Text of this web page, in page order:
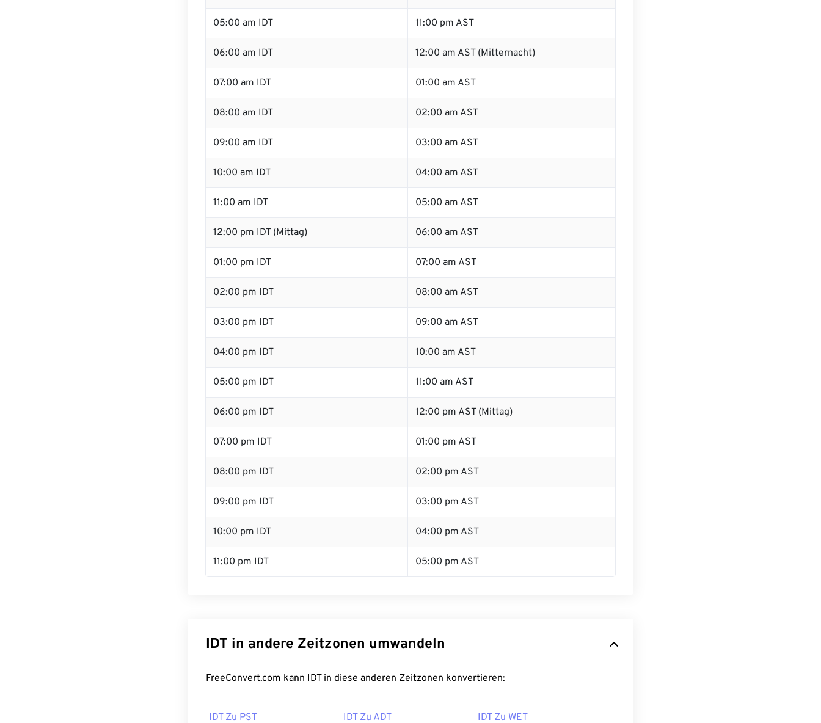
05:00 am IDT 11:00 pm AST
06:00 am IDT 12:00 am AST (Mitternacht)
07:00 am IDT 01:00 am AST
08:00 am IDT 02:00 am AST
09:00 am IDT 03:00 am AST
10:00 am IDT 04:00 am AST
11:00 am IDT 05:00 am AST
12:00 pm IDT (Mittag) 06:00 am AST
01:00 pm IDT 07:00 am AST
02:00 pm IDT 08:00 am AST
03:00 pm IDT 09:00 am AST
04:00 pm IDT 10:00 am AST
05:00 pm IDT 11:00 am AST
06:00 pm IDT 12:00 pm AST (Mittag)
07:00 pm IDT 01:00 pm AST
08:00 pm IDT 02:00 pm AST
09:00 pm IDT 03:00 pm AST
10:00 pm IDT 04:00 pm AST
11:00 pm IDT 05:00 pm AST
IDT in andere Zeitzonen umwandeln
FreeConvert.com kann IDT in diese anderen Zeitzonen konvertieren:
IDT Zu PST IDT Zu ADT IDT Zu WET